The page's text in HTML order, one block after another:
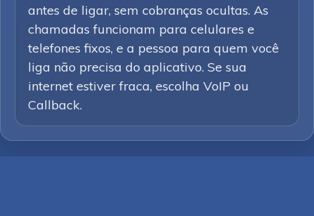
antes de ligar, sem cobranças ocultas. As
chamadas funcionam para celulares e
telefones fixos, e a pessoa para quem você
liga não precisa do aplicativo. Se sua
internet estiver fraca, escolha VoIP ou
Callback.